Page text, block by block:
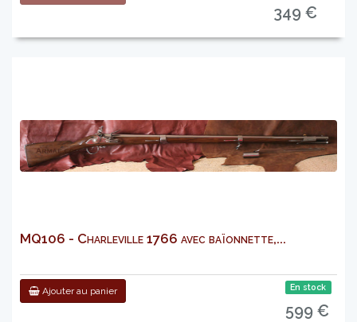
349 €
MQ106 - Charleville 1766 avec baïonnette,...
Ajouter au panier En stock
599 €